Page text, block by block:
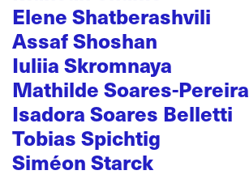
Elene Shatberashvili
Assaf Shoshan
Iuliia Skromnaya
Mathilde Soares-Pereira
Isadora Soares Belletti
Tobias Spichtig
Siméon Starck